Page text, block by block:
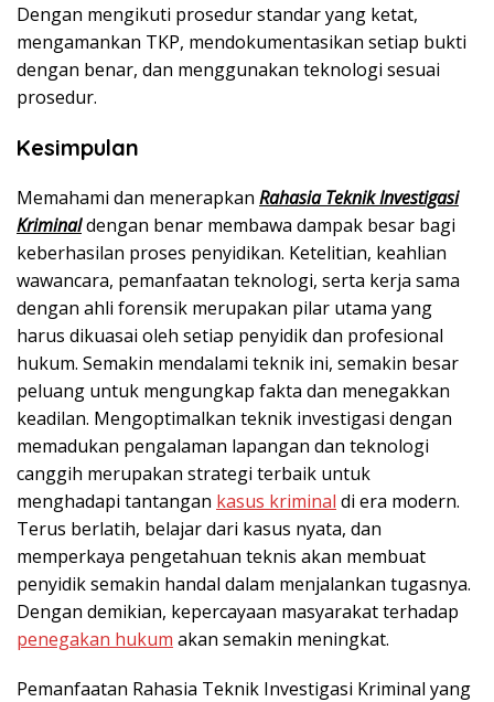
Dengan mengikuti prosedur standar yang ketat,
mengamankan TKP, mendokumentasikan setiap bukti
dengan benar, dan menggunakan teknologi sesuai
prosedur.
Kesimpulan
Memahami dan menerapkan Rahasia Teknik Investigasi
Kriminaldengan benar membawa dampak besar bagi
keberhasilan proses penyidikan. Ketelitian, keahlian
wawancara, pemanfaatan teknologi, serta kerja sama
dengan ahli forensik merupakan pilar utama yang
harus dikuasai oleh setiap penyidik dan profesional
hukum. Semakin mendalami teknik ini, semakin besar
peluang untuk mengungkap fakta dan menegakkan
keadilan. Mengoptimalkan teknik investigasi dengan
memadukan pengalaman lapangan dan teknologi
canggih merupakan strategi terbaik untuk
menghadapi tantangan kasus kriminal di era modern.
Terus berlatih, belajar dari kasus nyata, dan
memperkaya pengetahuan teknis akan membuat
penyidik semakin handal dalam menjalankan tugasnya.
Dengan demikian, kepercayaan masyarakat terhadap
penegakan hukum akan semakin meningkat.
Pemanfaatan Rahasia Teknik Investigasi Kriminal yang